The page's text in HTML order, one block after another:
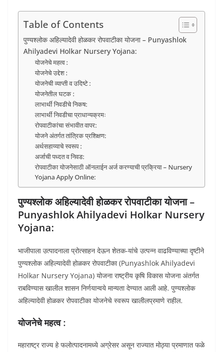
Table of Contents
पुण्यश्लोक अहिल्यादेवी होळकर रोपवाटीका योजना – Punyashlok
Ahilyadevi Holkar Nursery Yojana:
योजनेचे महत्व :
योजनेचे उद्देश :
योजनेची व्याप्ती व उदिष्टे :
योजनेतील घटक :
लाभार्थी निवडीचे निकष:
लाभार्थी निवडीचा प्राधान्यक्रमः
रोपवाटीकांचा संभावीत वापर:
योजने अंतर्गत तांत्रिक प्रशिक्षण:
अर्थसहाय्याचे स्वरूप :
अर्जाची पध्दत व निवड:
रोपवाटीका योजनेसाठी ऑनलाईन अर्ज करण्याची प्रक्रिया – Nursery
Yojana Apply Online:
पुण्यश्लोक अहिल्यादेवी होळकर रोपवाटीका योजना –
Punyashlok Ahilyadevi Holkar Nursery
Yojana:
भाजीपाला उत्पादनाला प्रोत्साहन देऊन शेतक-यांचे उत्पन्न वाढविण्याच्या दृष्टीने
पुण्यश्लोक अहिल्यादेवी होळकर रोपवाटीका (Punyashlok Ahilyadevi
Holkar Nursery Yojana) योजना राष्ट्रीय कृषि विकास योजना अंतर्गत
राबविण्यास खालील शासन निर्णयान्वये मान्यता देण्यात आली आहे. पुण्यश्लोक
अहिल्यादेवी होळकर रोपवाटीका योजनेचे स्वरूप खालीलप्रमाणे राहील.
योजनेचे महत्व :
महाराष्ट्र राज्य हे फलोत्पादनामध्ये अग्रेसर असून राज्यात मोठ्या प्रमाणात फळे